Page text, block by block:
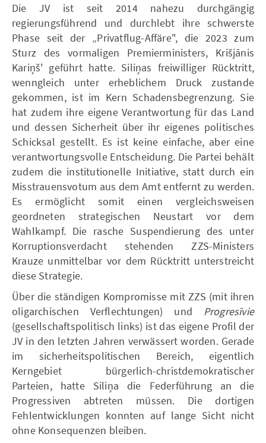
Die JV ist seit 2014 nahezu durchgängig
regierungsführend und durchlebt ihre schwerste
Phase seit der „Privatflug-Affäre", die 2023 zum
Sturz des vormaligen Premierministers, Krišjānis
Kariņš' geführt hatte. Siliņas freiwilliger Rücktritt,
wenngleich unter erheblichem Druck zustande
gekommen, ist im Kern Schadensbegrenzung. Sie
hat zudem ihre eigene Verantwortung für das Land
und dessen Sicherheit über ihr eigenes politisches
Schicksal gestellt. Es ist keine einfache, aber eine
verantwortungsvolle Entscheidung. Die Partei behält
zudem die institutionelle Initiative, statt durch ein
Misstrauensvotum aus dem Amt entfernt zu werden.
Es ermöglicht somit einen vergleichsweisen
geordneten strategischen Neustart vor dem
Wahlkampf. Die rasche Suspendierung des unter
Korruptionsverdacht stehenden ZZS-Ministers
Krauze unmittelbar vor dem Rücktritt unterstreicht
diese Strategie.
Über die ständigen Kompromisse mit ZZS (mit ihren
oligarchischen Verflechtungen) und Progresīvie
(gesellschaftspolitisch links) ist das eigene Profil der
JV in den letzten Jahren verwässert worden. Gerade
im sicherheitspolitischen Bereich, eigentlich
Kerngebiet bürgerlich-christdemokratischer
Parteien, hatte Siliņa die Federführung an die
Progressiven abtreten müssen. Die dortigen
Fehlentwicklungen konnten auf lange Sicht nicht
ohne Konsequenzen bleiben.